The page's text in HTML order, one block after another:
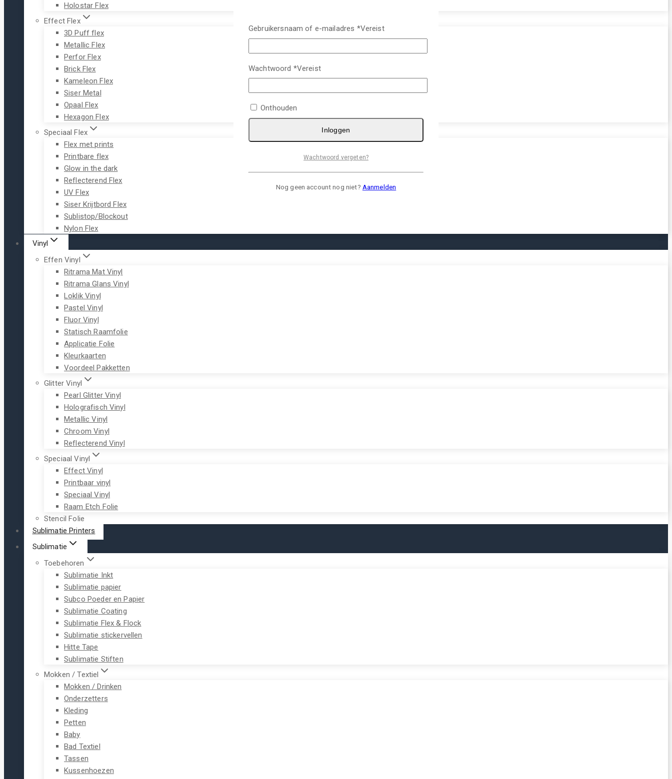
Holostar Flex
Effect Flex
3D Puff flex
Metallic Flex
Perfor Flex
Brick Flex
Kameleon Flex
Siser Metal
Opaal Flex
Hexagon Flex
Speciaal Flex
Flex met prints
Printbare flex
Glow in the dark
Reflecterend Flex
UV Flex
Siser Krijtbord Flex
Sublistop/Blockout
Nylon Flex
Vinyl
Effen Vinyl
Ritrama Mat Vinyl
Ritrama Glans Vinyl
Loklik Vinyl
Pastel Vinyl
Fluor Vinyl
Statisch Raamfolie
Applicatie Folie
Kleurkaarten
Voordeel Pakketten
Glitter Vinyl
Pearl Glitter Vinyl
Holografisch Vinyl
Metallic Vinyl
Chroom Vinyl
Reflecterend Vinyl
Speciaal Vinyl
Effect Vinyl
Printbaar vinyl
Speciaal Vinyl
Raam Etch Folie
Stencil Folie
Sublimatie Printers
Sublimatie
Toebehoren
Sublimatie Inkt
Sublimatie papier
Subco Poeder en Papier
Sublimatie Coating
Sublimatie Flex & Flock
Sublimatie stickervellen
Hitte Tape
Sublimatie Stiften
Mokken / Textiel
Mokken / Drinken
Onderzetters
Kleding
Petten
Baby
Bad Textiel
Tassen
Kussenhoezen
Gebruikersnaam of e-mailadres *Vereist
Wachtwoord *Vereist
Onthouden
Inloggen
Wachtwoord vergeten?
Nog geen account nog niet? Aanmelden